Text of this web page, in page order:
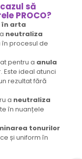
să
PROCO?
în arta
neutraliza
procesul de
pentru a anula
Este ideal atunci
rezultat fără
a neutraliza
în nuanțele
tonurilor
și uniform în